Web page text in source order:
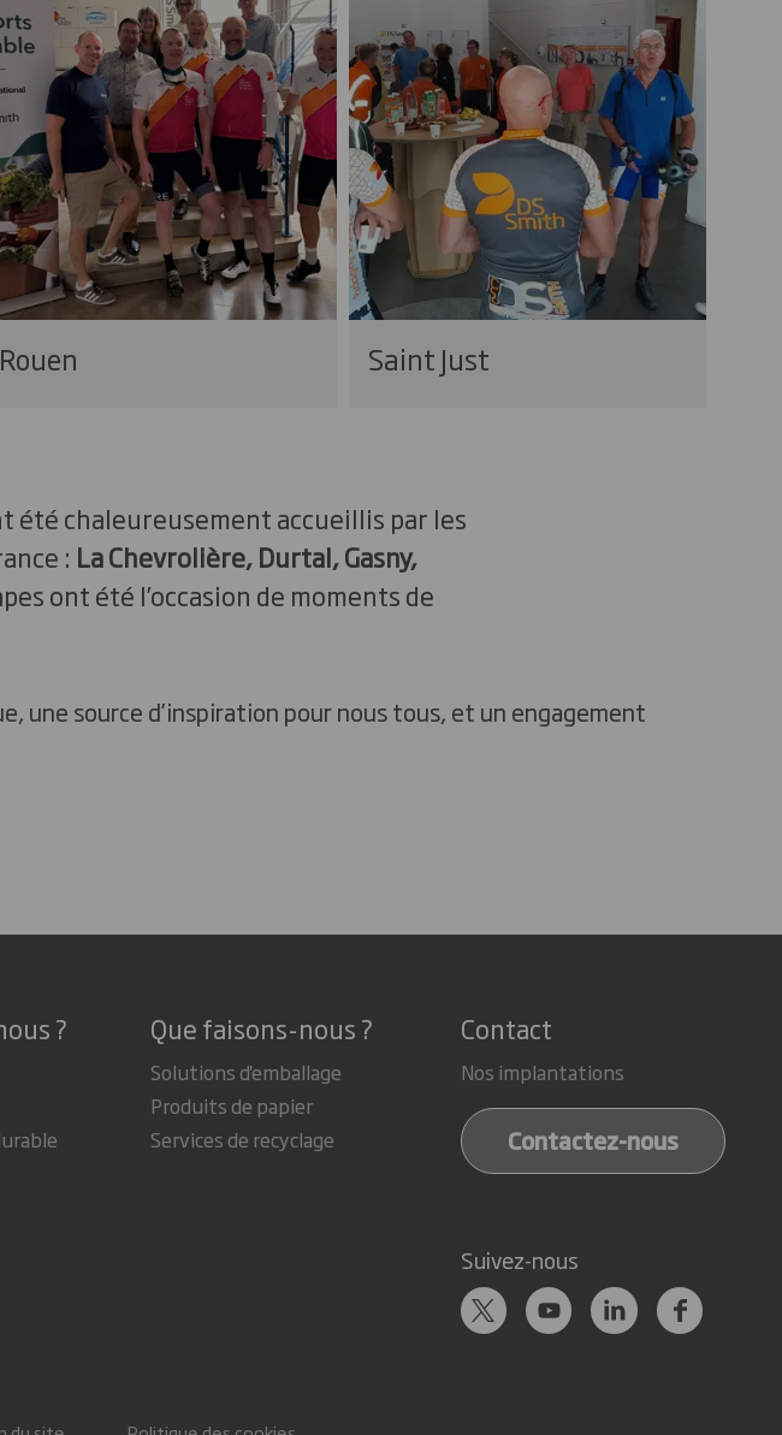
Rouen Saint Just
été chaleureusement accueillis par les
: La Chevrolière, Durtal, Gasny,
ont été l’occasion de moments de
une source d’inspiration pour nous tous, et un engagement
? Que faisons-nous ?
Solutions d'emballage
Produits de papier
Services de recyclage
Contact
Nos implantations
Contactez-nous
Suivez-nous